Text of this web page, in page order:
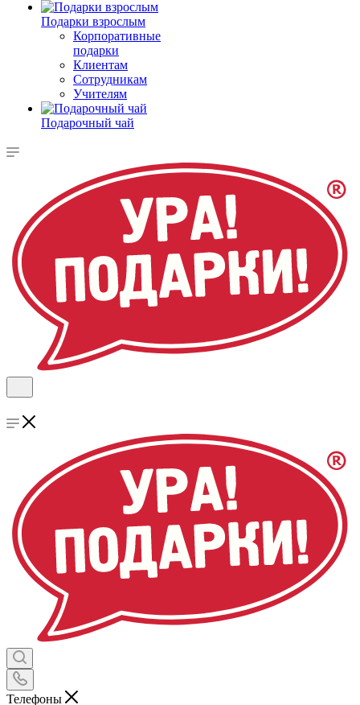
Подарки взрослым
Корпоративные
подарки
Клиентам
Сотрудникам
Учителям
Подарочный чай
Телефоны